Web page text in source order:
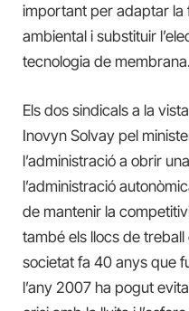
important per adaptar la
ambiental i substituir
tecnologia de membrana.
Els dos sindicals a la
Inovyn Solvay pel
l’administració a obrir
l’administració
de mantenir la
també els llocs de
societat fa 40 anys que
l’any 2007 ha pogut